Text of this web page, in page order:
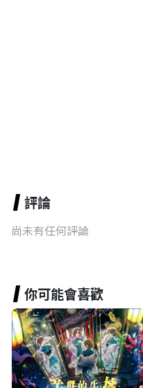
評論
尚未有任何評論
你可能會喜歡